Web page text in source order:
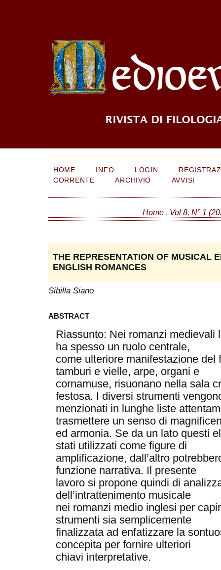
HOME INFO LOGIN
CORRENTE
ARCHIVIO AVVISI
Home > Vol 8, N° 1
THE REPRESENTATION OF MUSICAL
ENGLISH ROMANCES
Sibilla Siano
ABSTRACT
Riassunto: Nei romanzi medievali
ha spesso un ruolo centrale,
come ulteriore manifestazione del
tamburi e vielle, arpe, organi e
cornamuse, risuonano nella sala
festosa. I diversi strumenti
menzionati in lunghe liste
trasmettere un senso di
ed armonia. Se da un lato questi
stati utilizzati come figure di
amplificazione, dall’altro
funzione narrativa. Il presente
lavoro si propone quindi di
dell’intrattenimento musicale
nei romanzi medio inglesi per
strumenti sia semplicemente
finalizzata ad enfatizzare la
concepita per fornire ulteriori
chiavi interpretative.